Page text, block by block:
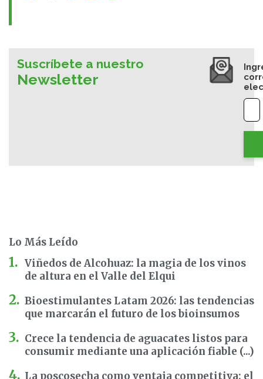
Suscríbete a nuestro
Newsletter
Lo Más Leído
Viñedos de Alcohuaz: la magia de los vinos
de altura en el Valle del Elqui
Bioestimulantes Latam 2026: las tendencias
que marcarán el futuro de los bioinsumos
Crece la tendencia de aguacates listos para
consumir mediante una aplicación fiable (...)
La poscosecha como ventaja competitiva: el